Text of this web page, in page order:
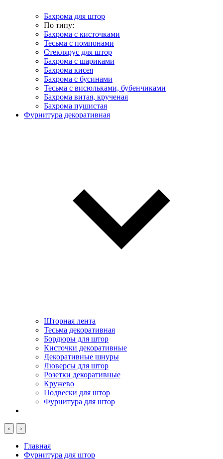
Бахрома для штор
По типу:
Бахрома с кисточками
Тесьма с помпонами
Стеклярус для штор
Бахрома с шариками
Бахрома кисея
Бахрома с бусинами
Тесьма с висюльками, бубенчиками
Бахрома витая, крученая
Бахрома пушистая
Фурнитура декоративная
Шторная лента
Тесьма декоративная
Бордюры для штор
Кисточки декоративные
Декоративные шнуры
Люверсы для штор
Розетки декоративные
Кружево
Подвески для штор
Фурнитура для штор
‹ ›
Главная
Фурнитура для штор